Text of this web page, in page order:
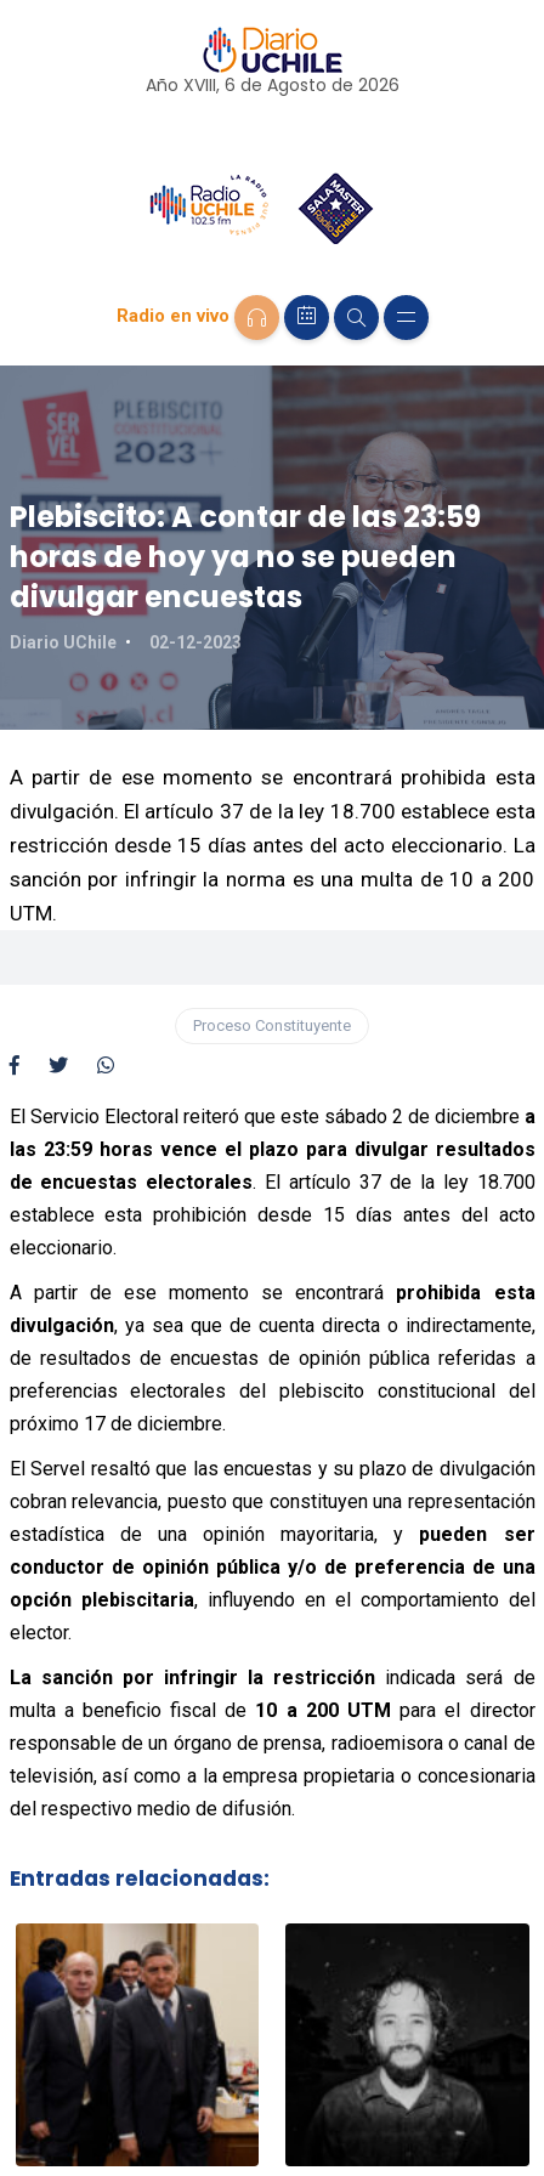
Año XVIII, 6 de Agosto de 2026
Radio en vivo
Plebiscito: A contar de las 23:59
horas de hoy ya no se pueden
divulgar encuestas
Diario UChile 02-12-2023
A partir de ese momento se encontrará prohibida esta
divulgación. El artículo 37 de la ley 18.700 establece esta
restricción desde 15 días antes del acto eleccionario. La
sanción por infringir la norma es una multa de 10 a 200
UTM.
Proceso Constituyente
El Servicio Electoral reiteró que este sábado 2 de diciembre a
las 23:59 horas vence el plazo para divulgar resultados
de encuestas electorales. El artículo 37 de la ley 18.700
establece esta prohibición desde 15 días antes del acto
eleccionario.
A partir de ese momento se encontrará prohibida esta
divulgación, ya sea que de cuenta directa o indirectamente,
de resultados de encuestas de opinión pública referidas a
preferencias electorales del plebiscito constitucional del
próximo 17 de diciembre.
El Servel resaltó que las encuestas y su plazo de divulgación
cobran relevancia, puesto que constituyen una representación
estadística de una opinión mayoritaria, y pueden ser
conductor de opinión pública y/o de preferencia de una
opción plebiscitaria, influyendo en el comportamiento del
elector.
La sanción por infringir la restricción indicada será de
multa a beneficio fiscal de 10 a 200 UTM para el director
responsable de un órgano de prensa, radioemisora o canal de
televisión, así como a la empresa propietaria o concesionaria
del respectivo medio de difusión.
Entradas relacionadas: